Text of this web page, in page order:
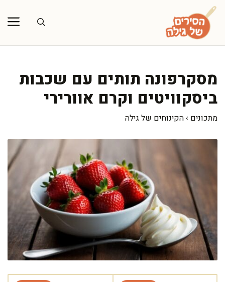
לדלג
לתוכן
מסקרפונה תותים עם שכבות
ביסקוויטים וקרם אוורירי
מתכונים › הקינוחים של גילה